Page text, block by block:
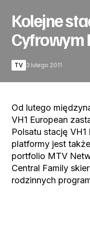
Kolejne
Cyfrowym
TV 3 lutego 2011
Od lutego
VH1 European
Polsatu stację
platformy jest
portfolio MTV
Central Family
rodzinnych